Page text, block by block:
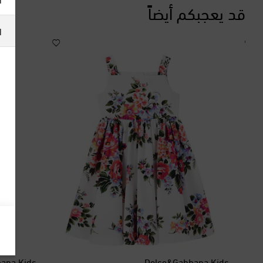
قد يعجبكم أيضاً